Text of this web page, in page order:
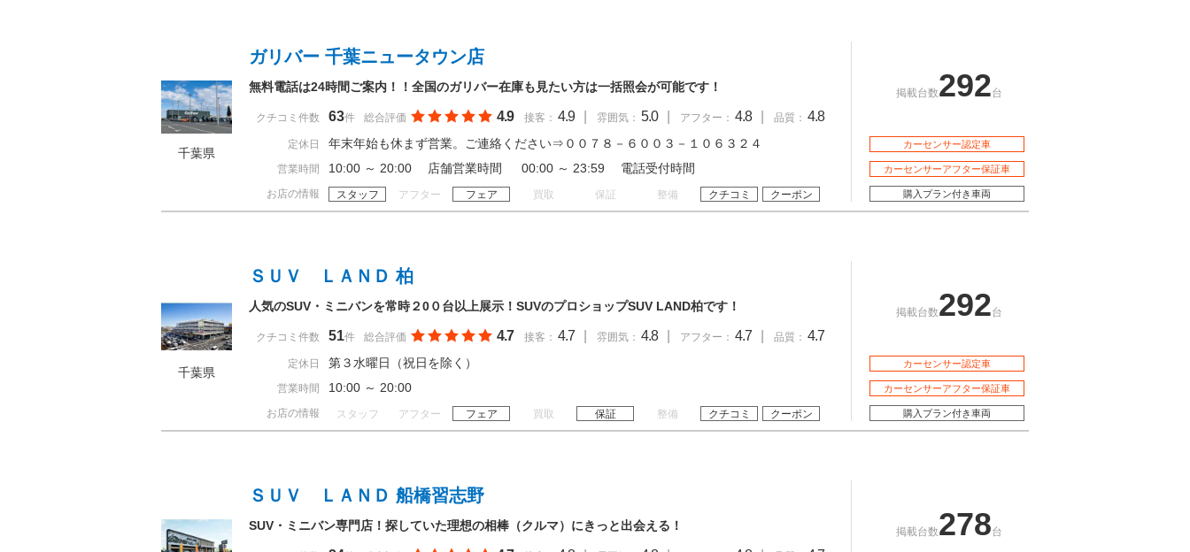
千葉県
ガリバー 千葉ニュータウン店
無料電話は24時間ご案内！！全国のガリバー在庫も見たい方は一括照会が可能です！
クチコミ件数 63件 総合評価 4.9 接客： 4.9 雰囲気： 5.0 アフター： 4.8 品質： 4.8
定休日 年末年始も休まず営業。ご連絡ください⇒００７８－６００３－１０６３２４
営業時間 10:00 ～ 20:00 店舗営業時間 00:00 ～ 23:59 電話受付時間
お店の情報 スタッフ アフター フェア 買取 保証 整備 クチコミ クーポン
掲載台数292台
カーセンサー認定車
カーセンサーアフター保証車
購入プラン付き車両
千葉県
ＳＵＶ ＬＡＮＤ 柏
人気のSUV・ミニバンを常時２0０台以上展示！SUVのプロショップSUV LAND柏です！
クチコミ件数 51件 総合評価 4.7 接客： 4.7 雰囲気： 4.8 アフター： 4.7 品質： 4.7
定休日 第３水曜日（祝日を除く）
営業時間 10:00 ～ 20:00
お店の情報 スタッフ アフター フェア 買取 保証 整備 クチコミ クーポン
掲載台数292台
カーセンサー認定車
カーセンサーアフター保証車
購入プラン付き車両
ＳＵＶ ＬＡＮＤ 船橋習志野
SUV・ミニバン専門店！探していた理想の相棒（クルマ）にきっと出会える！ 掲載台数278台